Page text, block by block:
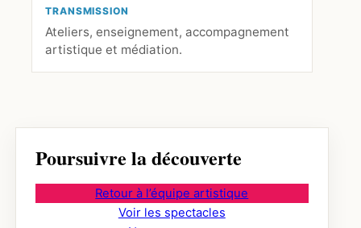
TRANSMISSION
Ateliers, enseignement, accompagnement
artistique et médiation.
Poursuivre la découverte
Retour à l’équipe artistique
Voir les spectacles